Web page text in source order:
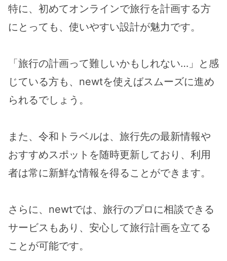
特に、初めてオンラインで旅行を計画する方
にとっても、使いやすい設計が魅力です。
「旅行の計画って難しいかもしれない…」と感
じている方も、newtを使えばスムーズに進め
られるでしょう。
また、令和トラベルは、旅行先の最新情報や
おすすめスポットを随時更新しており、利用
者は常に新鮮な情報を得ることができます。
さらに、newtでは、旅行のプロに相談できる
サービスもあり、安心して旅行計画を立てる
ことが可能です。